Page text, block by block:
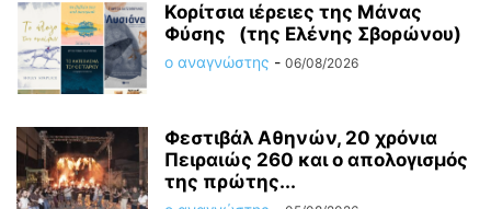
Κορίτσια ιέρειες της Μάνας
Φύσης (της Ελένης Σβορώνου)
ο αναγνώστης - 06/08/2026
Φεστιβάλ Αθηνών, 20 χρόνια
Πειραιώς 260 και ο απολογισμός
της πρώτης...